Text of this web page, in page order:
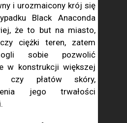
i urozmaicony krój się
Black Anaconda
że to but na miasto,
ciężki teren, zatem
sobie pozwolić
w konstrukcji większej
czy płatów skóry,
jego trwałości